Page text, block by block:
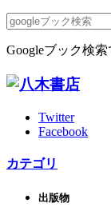
Googleブック検
Twitter
Facebook
カテゴリ
出版物